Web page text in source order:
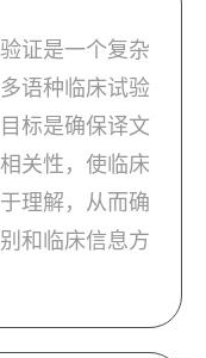
证是一个复杂
语种临床试验
标是确保译文
关性，使临床
理解，从而确
和临床信息方